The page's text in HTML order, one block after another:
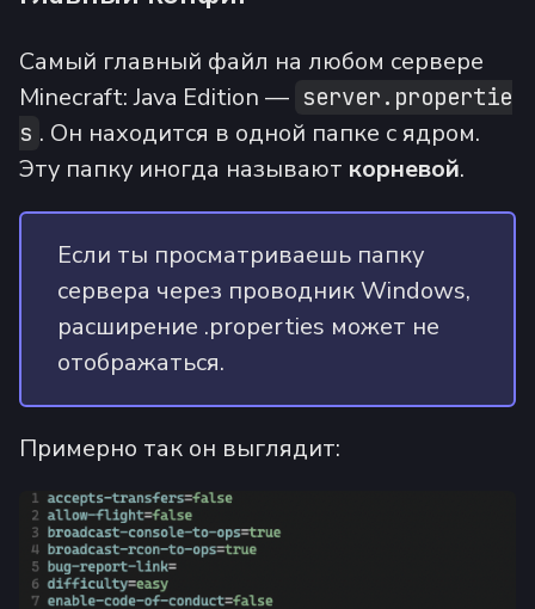
Самый главный файл на любом сервере
Minecraft: Java Edition — server.propertie
s . Он находится в одной папке с ядром.
Эту папку иногда называют корневой.
Если ты просматриваешь папку
сервера через проводник Windows,
расширение .properties может не
отображаться.
Примерно так он выглядит: